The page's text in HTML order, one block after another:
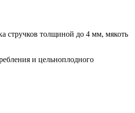
стручков толщиной до 4 мм, мякоть
и цельноплодного